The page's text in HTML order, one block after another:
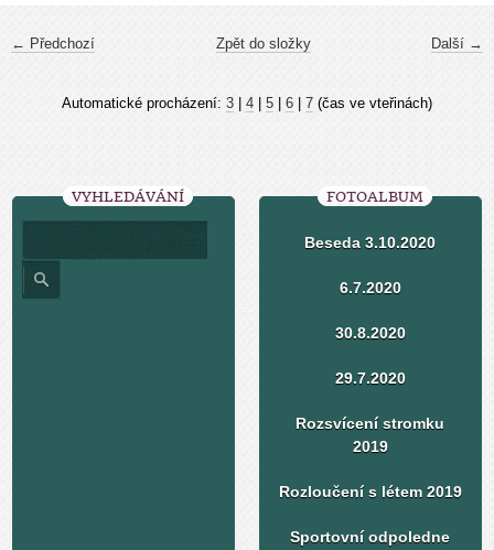
← Předchozí Další →
Zpět do složky
Automatické procházení: 3 4 5 6 7 (čas ve vteřinách)
VYHLEDÁVÁNÍ FOTOALBUM
Beseda 3.10.2020
6.7.2020
30.8.2020
29.7.2020
Rozsvícení stromku
2019
Rozloučení s létem 2019
Sportovní odpoledne